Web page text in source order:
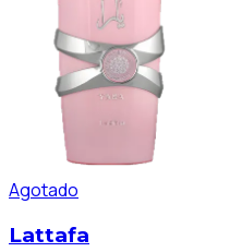
Agotado
Lattafa